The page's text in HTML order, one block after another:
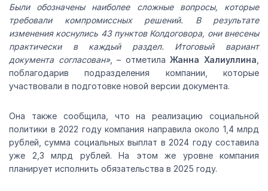
Были обозначены наиболее сложные вопросы, которые
требовали компромиссных решений. В результате
изменения коснулись 43 пунктов Колдоговора, они внесены
практически в каждый раздел. Итоговый вариант
документа согласован», – отметилаЖанна Халиуллина
поблагодарив подразделения компании, которые
участвовали в подготовке новой версии документа.
Она также сообщила, что на реализацию социальной
политики в 2022 году компания направила около 1,4 млрд
рублей, сумма социальных выплат в 2024 году составила
уже 2,3 млрд рублей. На этом же уровне компания
планирует исполнить обязательства в 2025 году.